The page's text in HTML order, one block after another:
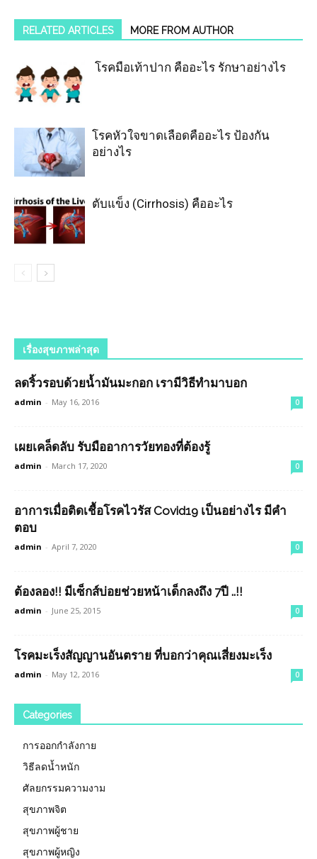
RELATED ARTICLES MORE FROM AUTHOR
โรคมือเท้าปาก คืออะไร รักษาอย่างไร
โรคหัวใจขาดเลือดคืออะไร ป้องกัน
อย่างไร
ตับแข็ง (Cirrhosis) คืออะไร
เรื่องสุขภาพล่าสุด
ลดริ้วรอบด้วยน้ำมันมะกอก เรามีวิธีทำมาบอก
admin - May 16, 2016 0
เผยเคล็ดลับ รับมืออาการวัยทองที่ต้องรู้
admin - March 17, 2020 0
อาการเมื่อติดเชื้อโรคไวรัส Covid19 เป็นอย่างไร มีคำ
ตอบ
admin - April 7, 2020 0
ต้องลอง!! มีเซ็กส์บ่อยช่วยหน้าเด็กลงถึง 7ปี ..!!
admin - June 25, 2015 0
โรคมะเร็งสัญญานอันตราย ที่บอกว่าคุณเสี่ยงมะเร็ง
admin - May 12, 2016 0
Categories
การออกกำลังกาย
วิธีลดน้ำหนัก
ศัลยกรรมความงาม
สุขภาพจิต
สุขภาพผู้ชาย
สุขภาพผู้หญิง